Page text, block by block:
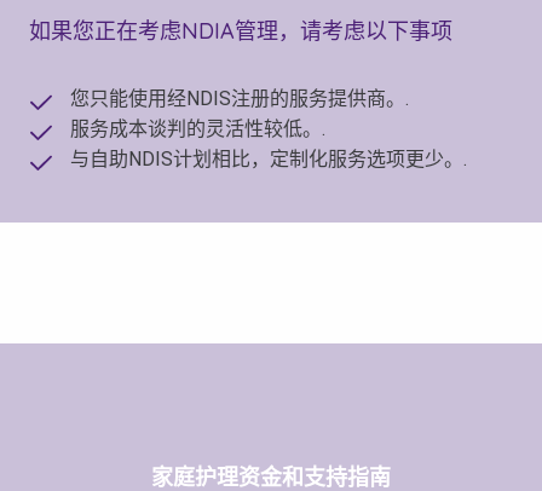
如果您正在考虑NDIA管理，请考虑以下事项
您只能使用经NDIS注册的服务提供商。.
服务成本谈判的灵活性较低。.
与自助NDIS计划相比，定制化服务选项更少。.
家庭护理资金和支持指南